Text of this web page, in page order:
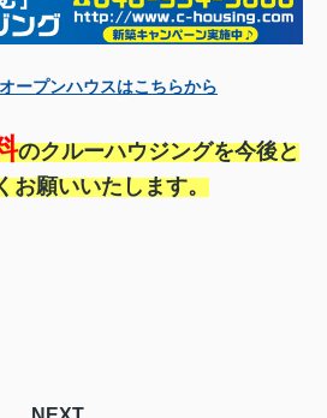
ープンハウスはこちらから
のクルーハウジングを今後と
お願いいたします。